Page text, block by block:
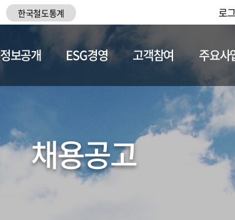
한국철도통계 로
채용정보
정보공개 ESG경영 고객참여 주요사
채용공고